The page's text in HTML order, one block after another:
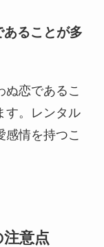
ることが多
恋であるこ
す。レンタル
情を持つこ
意点